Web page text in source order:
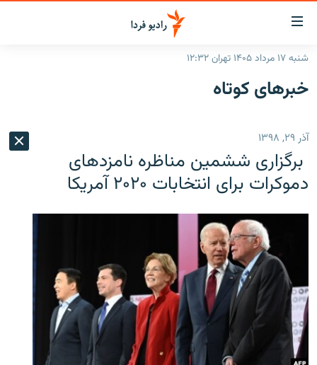
لینک‌های
قابلیت
دسترسی
بازگشت
اصلی
رفتن
صفحه
ایران
رادیو
انتخاب کنید و بشنوید
فرکانس‌ها
پادکست
گزارش‌های تصویری
گزارش‌های ویدئویی
زنان فردا
English
به ما بپیوندید
شنبه ۱۷ مرداد ۱۴۰۵ تهران ۱۲:۳۲
خبرهای کوتاه
آذر ۲۹, ۱۳۹۸
برگزاری ششمین مناظره نامزدهای
دموکرات برای انتخابات ۲۰۲۰ آمریکا